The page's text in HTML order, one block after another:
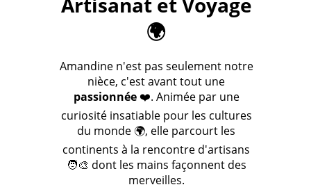
🌍
Amandine n'est pas seulement notre
nièce, c'est avant tout une
passionnée❤️. Animée par une
curiosité insatiable pour les cultures
du monde 🌍, elle parcourt les
continents à la rencontre d'artisans
🧑‍🎨 dont les mains façonnent des
merveilles.